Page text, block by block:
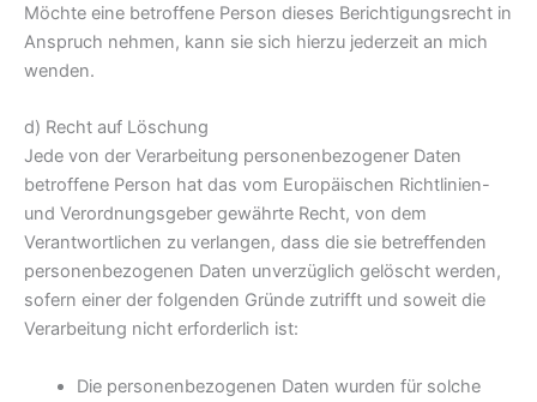
Möchte eine betroffene Person dieses Berichtigungsrecht in
Anspruch nehmen, kann sie sich hierzu jederzeit an mich
wenden.
d) Recht auf Löschung
Jede von der Verarbeitung personenbezogener Daten
betroffene Person hat das vom Europäischen Richtlinien-
und Verordnungsgeber gewährte Recht, von dem
Verantwortlichen zu verlangen, dass die sie betreffenden
personenbezogenen Daten unverzüglich gelöscht werden,
sofern einer der folgenden Gründe zutrifft und soweit die
Verarbeitung nicht erforderlich ist:
Die personenbezogenen Daten wurden für solche